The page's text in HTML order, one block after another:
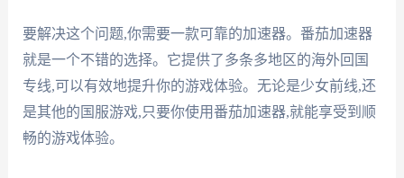
要解决这个问题,你需要一款可靠的加速器。番茄加速器
就是一个不错的选择。它提供了多条多地区的海外回国
专线,可以有效地提升你的游戏体验。无论是少女前线,还
是其他的国服游戏,只要你使用番茄加速器,就能享受到顺
畅的游戏体验。